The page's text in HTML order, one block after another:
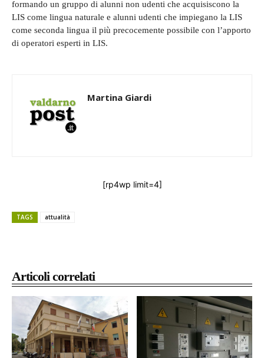
Articoli correlati
formando un gruppo di alunni non udenti che acquisiscono la
LIS come lingua naturale e alunni udenti che impiegano la LIS
come seconda lingua il più precocemente possibile con l’apporto
di operatori esperti in LIS.
Martina Giardi
[rp4wp limit=4]
TAGS attualità